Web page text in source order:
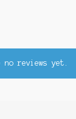
no reviews yet.